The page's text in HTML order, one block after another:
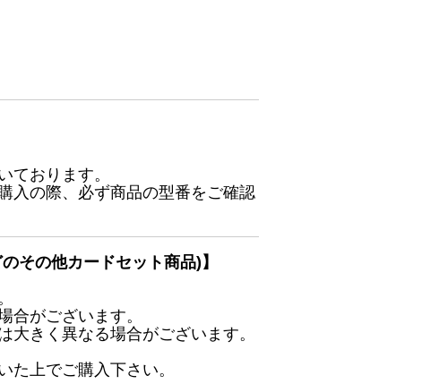
ております。
入の際、必ず商品の型番をご確認
その他カードセット商品)】
合がございます。
大きく異なる場合がございます。
た上でご購入下さい。